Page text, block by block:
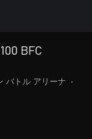
BFC
バトル アリーナ
•